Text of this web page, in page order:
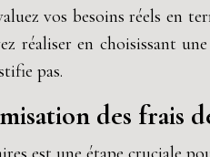
vos besoins réels en
réaliser en choisissant
pas.
des frais